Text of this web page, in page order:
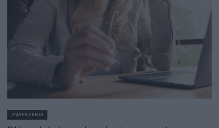
ZWIERZENIA